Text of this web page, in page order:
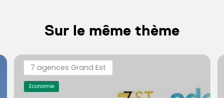
Sur le même thème
7 agences Grand Est
Economie